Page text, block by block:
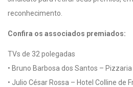
reconhecimento.
Confira os associados premiados:
TVs de 32 polegadas
• Bruno Barbosa dos Santos –
• Julio César Rossa – Hotel Colline de